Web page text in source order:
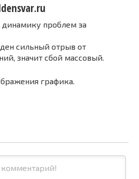
динамику проблем за
сильный отрыв от
значит сбой массовый.
графика.